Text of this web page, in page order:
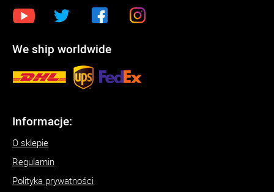
We ship worldwide
Informacje:
O sklepie
Regulamin
Polityka prywatności